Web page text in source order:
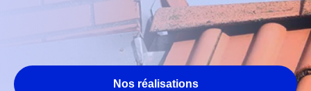
Nos réalisations